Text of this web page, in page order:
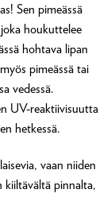
Sen pimeässä
houkuttelee
hohtava lipan
pimeässä tai
vedessä.
UV-reaktiivisuutta
hetkessä.
vaan niiden
kiiltävältä pinnalta,